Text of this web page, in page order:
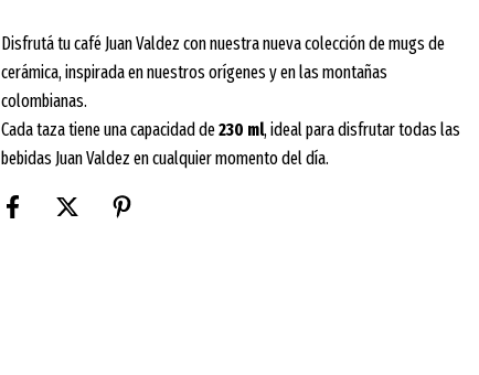
Disfrutá tu café Juan Valdez con nuestra nueva colección de mugs de
cerámica, inspirada en nuestros orígenes y en las montañas
colombianas.
Cada taza tiene una capacidad de230 ml, ideal para disfrutar todas las
bebidas Juan Valdez en cualquier momento del día.